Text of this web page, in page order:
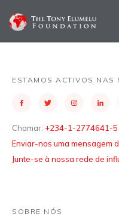
ESTAMOS ACTIVOS NAS
Chamar: +234-1-2774641-5
Enviar-nos uma mensagem
Junte-se à nossa rede de
SOBRE NÓS